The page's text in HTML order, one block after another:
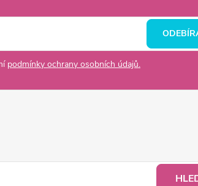
podmínky ochrany osobních údajů.